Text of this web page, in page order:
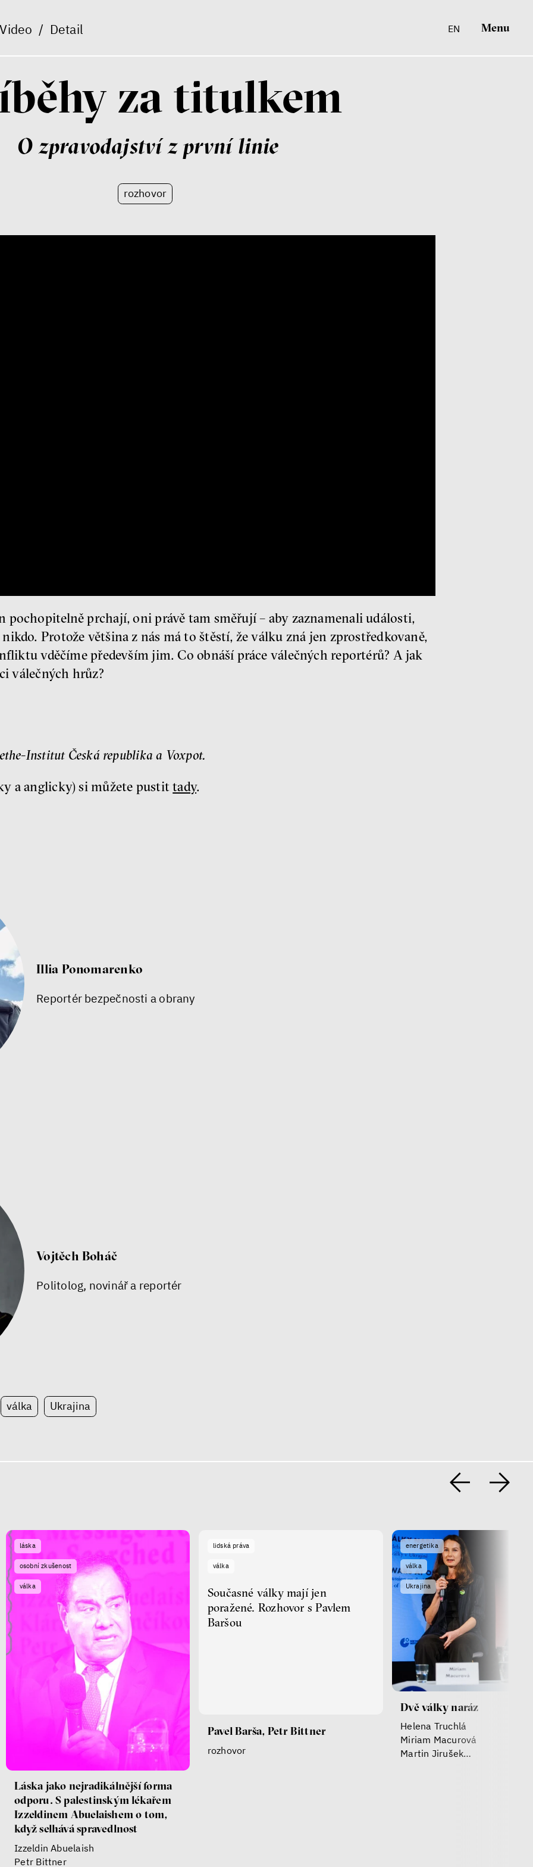
Video / Detail EN Menu
za titulkem
O zpravodajství z první linie
rozhovor
pochopitelně prchají, oni právě tam směřují – aby zaznamenali události,
Protože většina z nás má to štěstí, že válku zná jen zprostředkovaně,
vděčíme především jim. Co obnáší práce válečných reportérů? A jak
válečných hrůz?
Institut Česká republika a Voxpot.
a anglicky) si můžete pustittady.
Illia Ponomarenko
Reportér bezpečnosti a obrany
Vojtěch Boháč
Politolog, novinář a reportér
válka Ukrajina
láska
osobní zkušenost
válka
Láska jako nejradikálnější forma
odporu. S palestinským lékařem
Izzeldinem Abuelaishem o tom,
když selhává spravedlnost
Izzeldin Abuelaish
Petr Bittner
lidská práva
válka
Současné války mají jen
poražené. Rozhovor s Pavlem
Baršou
Pavel Barša, Petr Bittner
rozhovor
energetika
válka
Ukrajina
Dvě války naráz
Helena Truchlá
Miriam Macurová
Martin Jirušek